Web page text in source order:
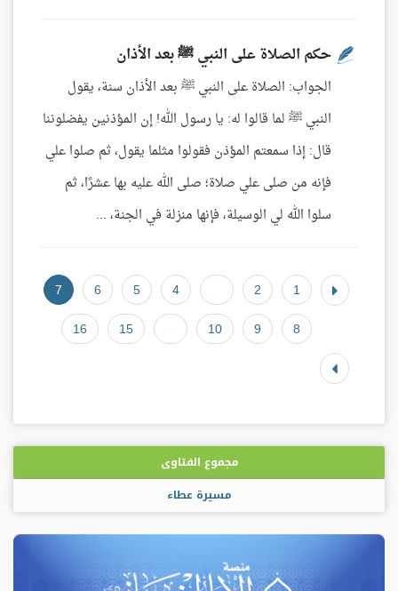
حكم الصلاة على النبي ﷺ بعد الأذان
الجواب: الصلاة على النبي ﷺ بعد الأذان سنة، يقول
النبي ﷺ لما قالوا له: يا رسول الله! إن المؤذنين يفضلوننا
قال: إذا سمعتم المؤذن فقولوا مثلما يقول، ثم صلوا علي
فإنه من صلى علي صلاة؛ صلى الله عليه بها عشرًا، ثم
سلوا الله لي الوسيلة، فإنها منزلة في الجنة، ...
1
2
4
5
6
7
8
9
10
15
16
مجموع الفتاوى
مسيرة عطاء